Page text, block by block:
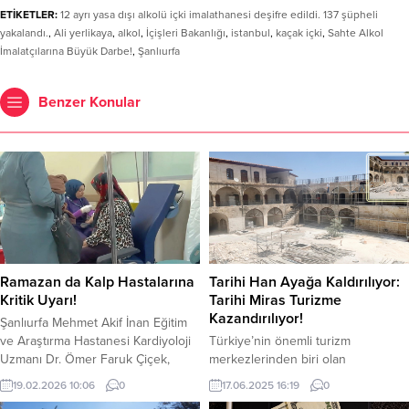
ETİKETLER: 12 ayrı yasa dışı alkolü içki imalathanesi deşifre edildi. 137 şüpheli
yakalandı., Ali yerlikaya, alkol, İçişleri Bakanlığı, istanbul, kaçak içki, Sahte Alkol
İmalatçılarına Büyük Darbe!, Şanlıurfa
Benzer Konular
Ramazan da Kalp Hastalarına
Kritik Uyarı!
Şanlıurfa Mehmet Akif İnan Eğitim
ve Araştırma Hastanesi Kardiyoloji
Uzmanı Dr. Ömer Faruk Çiçek,
Ramazan ayında oruç tutacak kalp
ve tansiyon hastalarına önemli
19.02.2026 10:06 0
Tarihi Han Ayağa Kaldırılıyor:
Tarihi Miras Turizme
Kazandırılıyor!
Türkiye’nin önemli turizm
merkezlerinden biri olan
Şanlıurfa’da, tarihi ve kültürel miras
yeniden ayağa kaldırılıyor. Şanlıurfa
17.06.2025 16:19 0